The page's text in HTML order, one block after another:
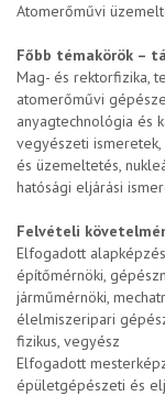
Atomerőművi
Főbb témakörök –
Mag- és rektorfizika,
atomerőművi
anyagtechnológia és
vegyészeti
és üzemeltetés,
hatósági eljárási
Felvételi
Elfogadott
építőmérnöki,
járműmérnöki,
élelmiszeripari
fizikus, vegyész
Elfogadott
épületgépészeti és